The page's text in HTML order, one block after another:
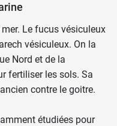
mer. Le fucus vésiculeux
vésiculeux. On la
Nord et de la
fertiliser les sols. Sa
contre le goitre.
étudiées pour